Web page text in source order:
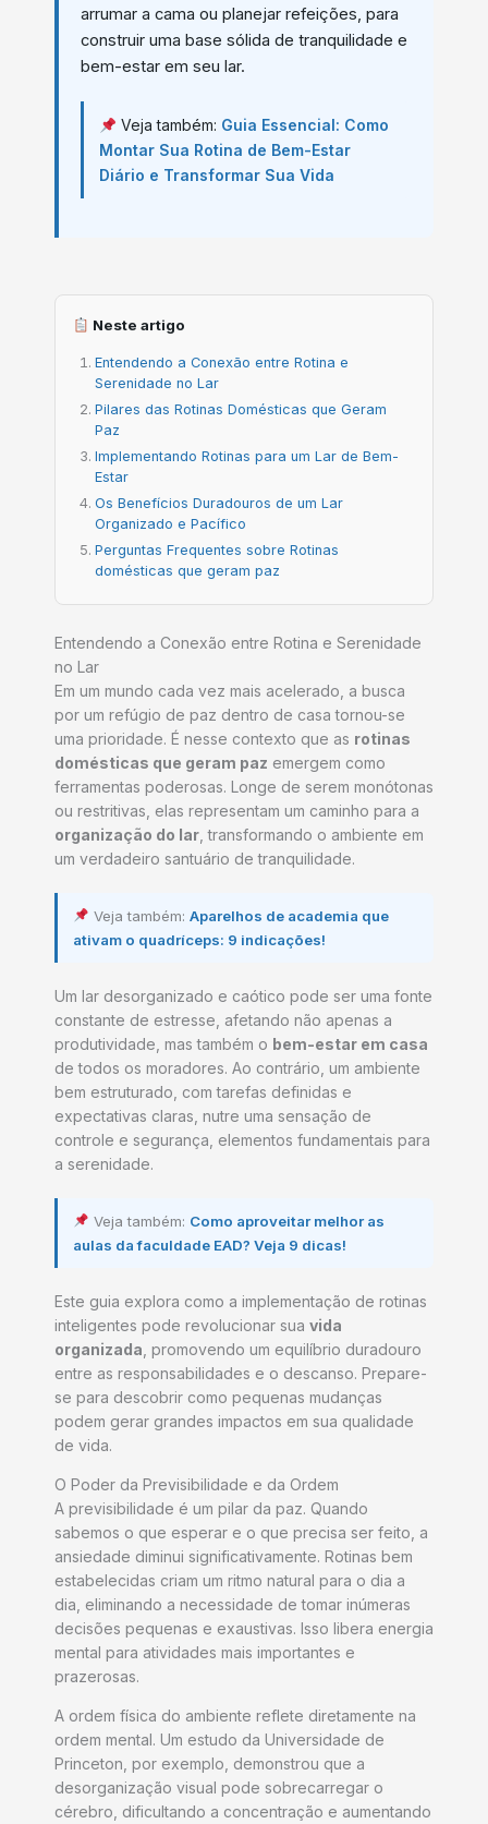
arrumar a cama ou planejar refeições, para
construir uma base sólida de tranquilidade e
bem-estar em seu lar.
Veja também: Guia Essencial: Como
Montar Sua Rotina de Bem-Estar
Diário e Transformar Sua Vida
Neste artigo
Entendendo a Conexão entre Rotina e
Serenidade no Lar
Pilares das Rotinas Domésticas que Geram
Paz
Implementando Rotinas para um Lar de Bem-
Estar
Os Benefícios Duradouros de um Lar
Organizado e Pacífico
Perguntas Frequentes sobre Rotinas
domésticas que geram paz
Entendendo a Conexão entre Rotina e Serenidade
no Lar
Em um mundo cada vez mais acelerado, a busca
por um refúgio de paz dentro de casa tornou-se
uma prioridade. É nesse contexto que as rotinas
domésticas que geram paz emergem como
ferramentas poderosas. Longe de serem monótonas
ou restritivas, elas representam um caminho para a
organização do lar , transformando o ambiente em
um verdadeiro santuário de tranquilidade.
Veja também:Aparelhos de academia que
ativam o quadríceps: 9 indicações!
Um lar desorganizado e caótico pode ser uma fonte
constante de estresse, afetando não apenas a
produtividade, mas também o bem-estar em casa
de todos os moradores. Ao contrário, um ambiente
bem estruturado, com tarefas definidas e
expectativas claras, nutre uma sensação de
controle e segurança, elementos fundamentais para
a serenidade.
Veja também: Como aproveitar melhor as
aulas da faculdade EAD? Veja 9 dicas!
Este guia explora como a implementação de rotinas
inteligentes pode revolucionar sua vida
organizada , promovendo um equilíbrio duradouro
entre as responsabilidades e o descanso. Prepare-
se para descobrir como pequenas mudanças
podem gerar grandes impactos em sua qualidade
de vida.
O Poder da Previsibilidade e da Ordem
A previsibilidade é um pilar da paz. Quando
sabemos o que esperar e o que precisa ser feito, a
ansiedade diminui significativamente. Rotinas bem
estabelecidas criam um ritmo natural para o dia a
dia, eliminando a necessidade de tomar inúmeras
decisões pequenas e exaustivas. Isso libera energia
mental para atividades mais importantes e
prazerosas.
A ordem física do ambiente reflete diretamente na
ordem mental. Um estudo da Universidade de
Princeton, por exemplo, demonstrou que a
desorganização visual pode sobrecarregar o
cérebro, dificultando a concentração e aumentando